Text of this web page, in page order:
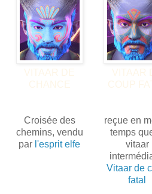
VITAAR DE
CHANCE
Croisée des
chemins, vendu
par l'esprit elfe
VITAAR
COUP
reçue en
temps
vitaar
Vitaar de
fatal